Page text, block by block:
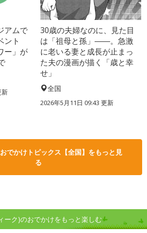
アムで
ント
ー」が
新
30歳の夫婦なのに、見た目
は「祖母と孫」――。急激
に老いる妻と成長が止まっ
た夫の漫画が描く「歳と幸
せ」
全国
2026年5月11日 09:43 更新
でかけトピックス【全国】をもっと見
る
ーク)のおでかけをもっと楽しむ